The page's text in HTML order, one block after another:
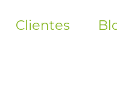
Clientes